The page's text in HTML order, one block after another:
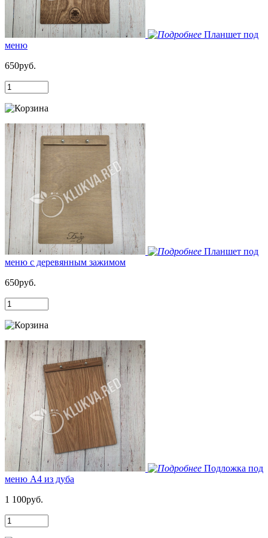
Планшет под
меню
650руб.
Планшет под
меню с деревянным зажимом
650руб.
Подложка под
меню А4 из дуба
1 100руб.